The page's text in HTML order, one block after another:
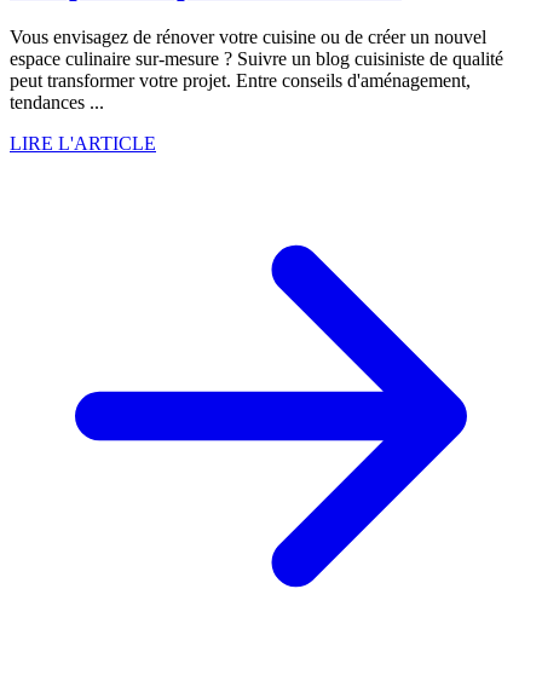
Vous envisagez de rénover votre cuisine ou de créer un nouvel
espace culinaire sur-mesure ? Suivre un blog cuisiniste de qualité
peut transformer votre projet. Entre conseils d'aménagement,
tendances ...
LIRE L'ARTICLE